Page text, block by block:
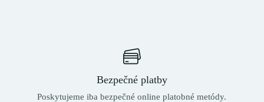
Bezpečné platby
Poskytujeme iba bezpečné online platobné metódy.